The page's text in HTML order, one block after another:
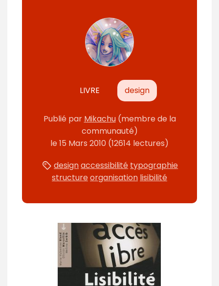
LIVRE design
Publié par Mikachu (membre de la
communauté)
le15 Mars 2010 (12614 lectures)
designaccessibilité typographie
structureorganisation lisibilité